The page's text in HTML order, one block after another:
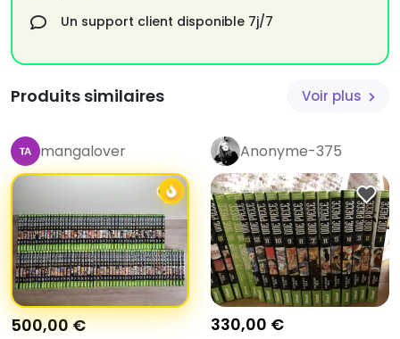
Un support client disponible 7j/7
Produits similaires Voir plus
mangalover
500,00 €
Anonyme-375
330,00 €